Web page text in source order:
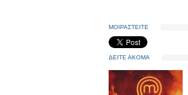
ΜΟΙΡΑΣΤΕΙΤΕ
ΔΕΙΤΕ ΑΚΟΜΑ